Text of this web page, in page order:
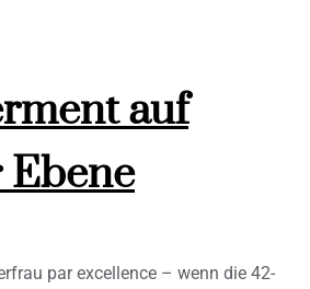
auf
par excellence – wenn die 42-